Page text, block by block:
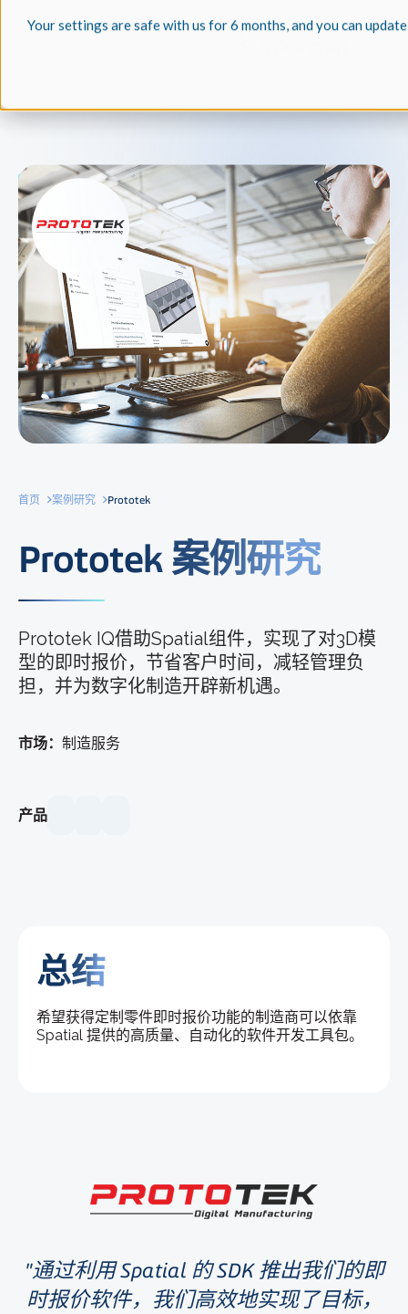
Your settings are safe with us for 6 months, and you can
首页 案例研究 Prototek
Prototek 案例研究
Prototek IQ借助Spatial组件，实现了对3D模
型的即时报价，节省客户时间，减轻管理负
担，并为数字化制造开辟新机遇。
市场： 制造服务
产品
总结
希望获得定制零件即时报价功能的制造商可以依靠
Spatial 提供的高质量、自动化的软件开发工具包。
通过利用 Spatial 的 SDK 推出我们的即
时报价软件，我们高效地实现了目标，